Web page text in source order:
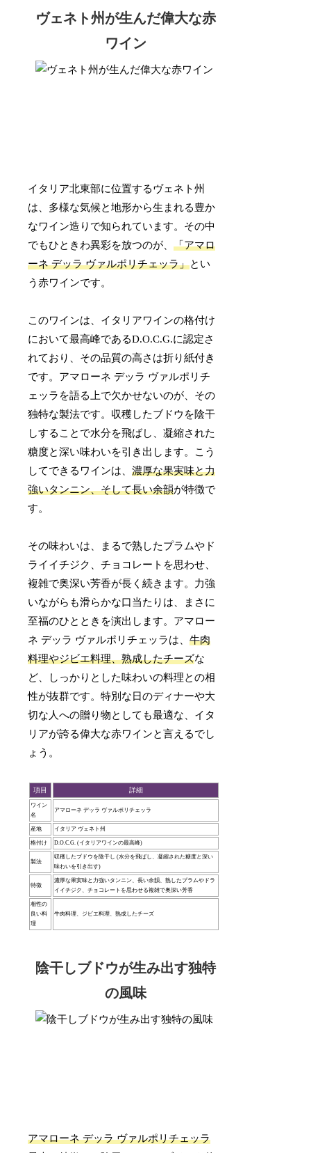
ヴェネト州が生んだ偉大な赤
ワイン
イタリア北東部に位置するヴェネト州
は、多様な気候と地形から生まれる豊か
なワイン造りで知られています。その中
でもひときわ異彩を放つのが、「アマロ
ーネ デッラ ヴァルポリチェッラ」とい
う赤ワインです。
このワインは、イタリアワインの格付け
において最高峰であるD.O.C.G.に認定さ
れており、その品質の高さは折り紙付き
です。アマローネ デッラ ヴァルポリチ
ェッラを語る上で欠かせないのが、その
独特な製法です。収穫したブドウを陰干
しすることで水分を飛ばし、凝縮された
糖度と深い味わいを引き出します。こう
してできるワインは、濃厚な果実味と力
強いタンニン、そして長い余韻が特徴で
す。
その味わいは、まるで熟したプラムやド
ライイチジク、チョコレートを思わせ、
複雑で奥深い芳香が長く続きます。力強
いながらも滑らかな口当たりは、まさに
至福のひとときを演出します。アマロー
ネ デッラ ヴァルポリチェッラは、牛肉
料理やジビエ料理、熟成したチーズな
ど、しっかりとした味わいの料理との相
性が抜群です。特別な日のディナーや大
切な人への贈り物としても最適な、イタ
リアが誇る偉大な赤ワインと言えるでし
ょう。
項目 詳細
ワイン
名
アマローネ デッラ ヴァルポリチェッラ
産地 イタリア ヴェネト州
格付け D.O.C.G. (イタリアワインの最高峰)
製法
収穫したブドウを陰干し (水分を飛ばし、凝縮された糖度と深い
味わいを引き出す)
特徴
濃厚な果実味と力強いタンニン、長い余韻、熟したプラムやドラ
イイチジク、チョコレートを思わせる複雑で奥深い芳香
相性の
良い料
理
牛肉料理、ジビエ料理、熟成したチーズ
陰干しブドウが生み出す独特
の風味
アマローネ デッラ ヴァルポリチェッラ